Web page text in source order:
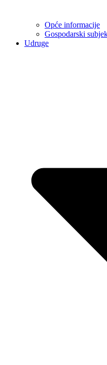
Opće informacije
Gospodarski
Udruge